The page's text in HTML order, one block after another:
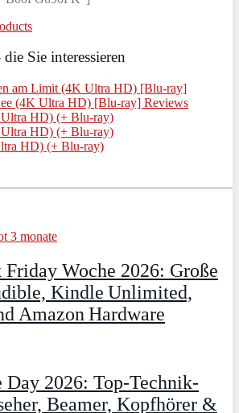
Sie interessieren
am Limit (4K Ultra HD) [Blu-ray]
(4K Ultra HD) [Blu-ray] Reviews
HD) (+ Blu-ray)
HD) (+ Blu-ray)
HD) (+ Blu-ray)
Woche 2026: Große
Kindle Unlimited,
Amazon Hardware
Day 2026: Top-Technik-
Beamer, Kopfhörer &